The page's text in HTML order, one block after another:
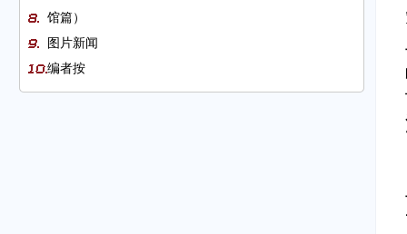
馆篇）
图片新闻
编者按
新旧动能转换浪潮澎湃齐鲁大地